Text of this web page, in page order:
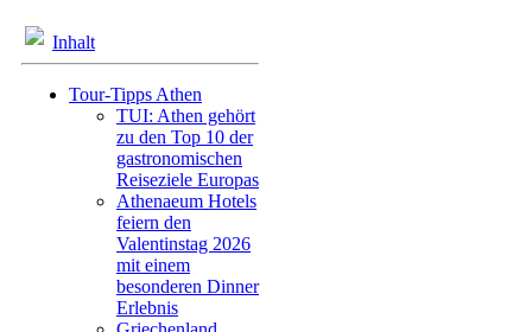
Inhalt
Tour-Tipps Athen
TUI: Athen gehört
zu den Top 10 der
gastronomischen
Reiseziele Europas
Athenaeum Hotels
feiern den
Valentinstag 2026
mit einem
besonderen Dinner
Erlebnis